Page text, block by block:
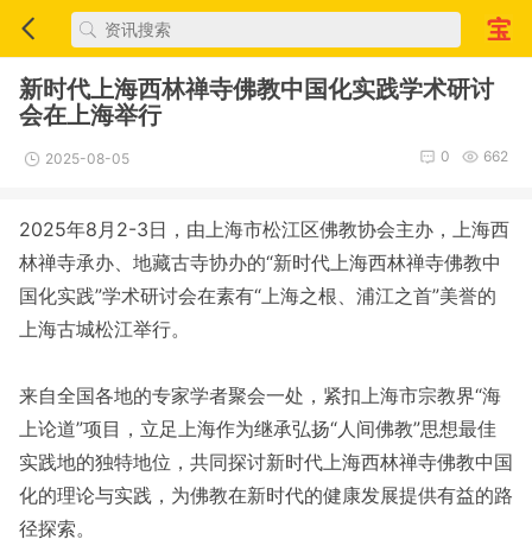
新时代上海西林禅寺佛教中国化实践学术研讨
会在上海举行
2025-08-05 662
0
2025年8月2-3日，由上海市松江区佛教协会主办，上海西
林禅寺承办、地藏古寺协办的“新时代上海西林禅寺佛教中
国化实践”学术研讨会在素有“上海之根、浦江之首”美誉的
上海古城松江举行。
来自全国各地的专家学者聚会一处，紧扣上海市宗教界“海
上论道”项目，立足上海作为继承弘扬“人间佛教”思想最佳
实践地的独特地位，共同探讨新时代上海西林禅寺佛教中国
化的理论与实践，为佛教在新时代的健康发展提供有益的路
径探索。